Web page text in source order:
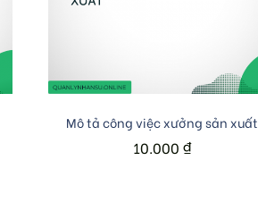
Add to cart
Mô tả công việc xưởng sản xuất
10.000 ₫